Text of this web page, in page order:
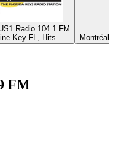
Radio 104.1 FM
Key FL, Hits
FM